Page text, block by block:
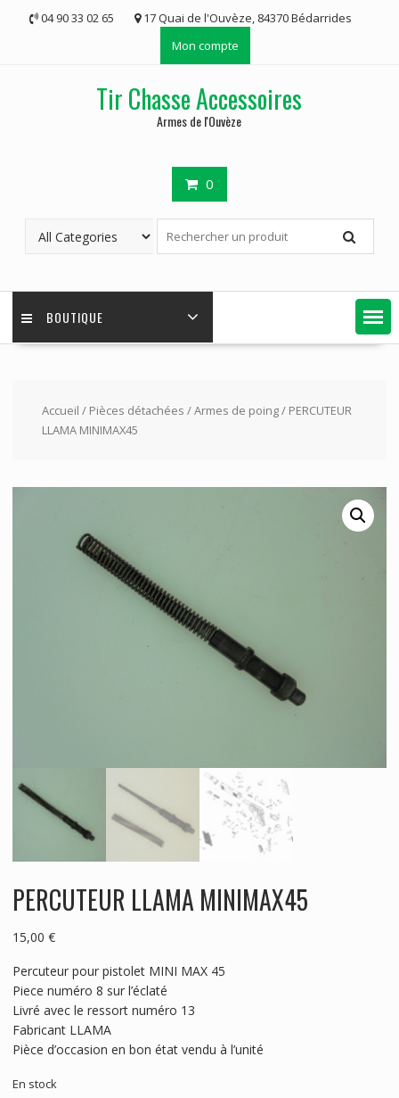
04 90 33 02 65
17 Quai de l'Ouvèze, 84370 Bédarrides
Mon compte
Tir Chasse Accessoires
Armes de l'Ouvèze
0
BOUTIQUE
Accueil / Pièces détachées /Armes de poing/ PERCUTEUR
LLAMA MINIMAX45
PERCUTEUR LLAMA MINIMAX45
15,00 €
Percuteur pour pistolet MINI MAX 45
Piece numéro 8 sur l’éclaté
Livré avec le ressort numéro 13
Fabricant LLAMA
Pièce d’occasion en bon état vendu à l’unité
En stock